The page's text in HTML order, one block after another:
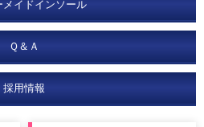
メイドインソール
Ｑ＆Ａ
採用情報